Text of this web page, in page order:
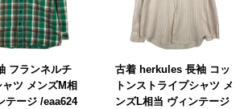
フランネルチ
ャツ メンズM相
テージ /eaa624
古着 herkules 長袖 コッ
トンストライプシャツ メ
ンズL相当 ヴィンテージ